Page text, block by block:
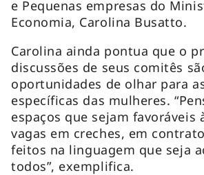
e Pequenas empresas do
Economia, Carolina Busatto.
Carolina ainda pontua que o
discussões de seus comitês
oportunidades de olhar para
específicas das mulheres.
espaços que sejam favoráveis
vagas em creches, em
feitos na linguagem que seja
todos”, exemplifica.